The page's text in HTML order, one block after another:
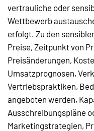
vertrauliche oder
Wettbewerb
erfolgt. Zu den
Preise, Zeitpunkt von
Preisänderungen,
Umsatzprognosen,
Vertriebspraktiken,
angeboten werden,
Ausschreibungspläne
Marketingstrategien,